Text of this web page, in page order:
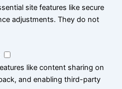
site features like secure
adjustments. They do not
like content sharing on
and enabling third-party